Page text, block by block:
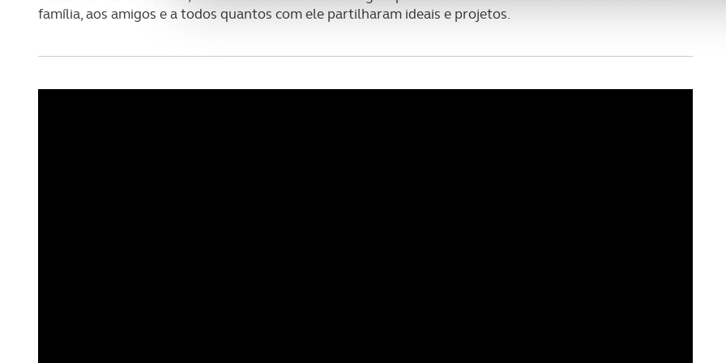
Adicionalmente partilhamos informação, relativa à sua utilização do nosso site de
consentimento e quando tal se afigure estritamente necessário no contexto dos serviços a
família, aos amigos e a todos quantos com ele partilharam ideais e projetos.